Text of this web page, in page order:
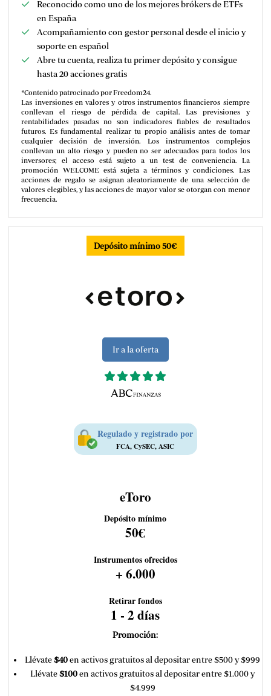
Reconocido como uno de los mejores brókers de ETFs
en España
Acompañamiento con gestor personal desde el inicio y
soporte en español
Abre tu cuenta, realiza tu primer depósito y consigue
hasta 20 acciones gratis
*Contenido patrocinado por Freedom24.
Las inversiones en valores y otros instrumentos financieros siempre
conllevan el riesgo de pérdida de capital. Las previsiones y
rentabilidades pasadas no son indicadores fiables de resultados
futuros. Es fundamental realizar tu propio análisis antes de tomar
cualquier decisión de inversión. Los instrumentos complejos
conllevan un alto riesgo y pueden no ser adecuados para todos los
inversores; el acceso está sujeto a un test de conveniencia. La
promoción WELCOME está sujeta a términos y condiciones. Las
acciones de regalo se asignan aleatoriamente de una selección de
valores elegibles, y las acciones de mayor valor se otorgan con menor
frecuencia.
Depósito mínimo 50€
Ir a la oferta
Regulado y registrado por
FCA, CySEC, ASIC
eToro
Depósito mínimo
50€
Instrumentos ofrecidos
+ 6.000
Retirar fondos
1 - 2 días
Promoción:
Llévate$40en activos gratuitos al depositar entre $500 y $999
Llévate$100en activos gratuitos al depositar entre $1.000 y
$4.999